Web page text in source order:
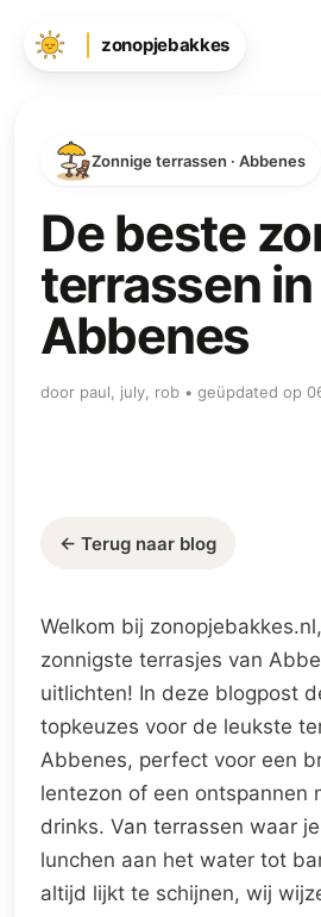
zonopjebakkes
Zonnige terrassen · Abbenes
De beste
terrassen in
Abbenes
door paul, july, rob • geüpdated op
← Terug naar blog
Welkom bij
zonnigste terrasjes van
uitlichten! In deze blogpost
topkeuzes voor de leukste
Abbenes, perfect voor een
lentezon of een ontspannen
drinks. Van terrassen waar
lunchen aan het water tot
altijd lijkt te schijnen, wij